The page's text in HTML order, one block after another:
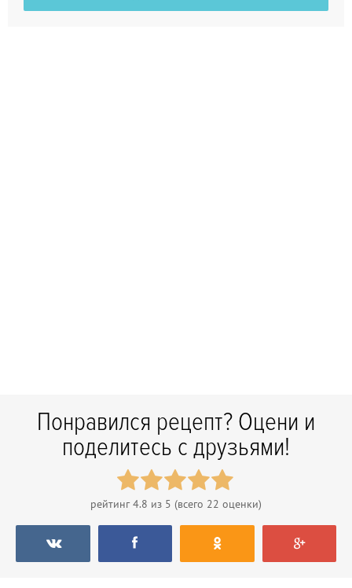
Понравился рецепт? Оцени и
поделитесь с друзьями!
рейтинг4.8 из 5 (всего 22 оценки)